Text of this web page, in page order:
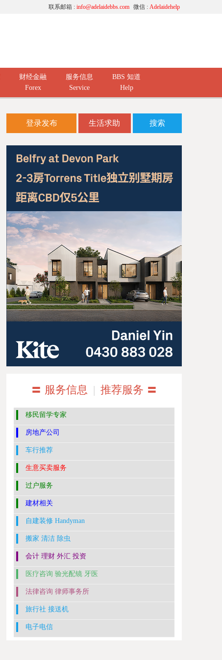
微信 : Adelaidehelp
联系邮箱 : info@adelaidebbs.com
财经金融
Forex
服务信息
Service
BBS 知道
Help
登录发布 生活求助 搜索
〓 服务信息 | 推荐服务 〓
移民留学专家
房地产公司
车行推荐
生意买卖服务
过户服务
建材相关
自建装修 Handyman
搬家 清洁 除虫
会计 理财 外汇 投资
医疗咨询 验光配镜 牙医
法律咨询 律师事务所
旅行社 接送机
电子电信